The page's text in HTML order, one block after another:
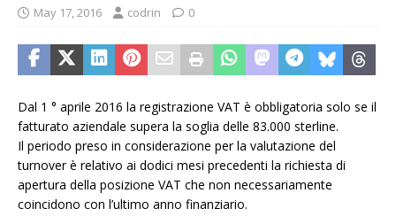
May 17, 2016 codrin 0
Dal 1 ° aprile 2016 la registrazione VAT è obbligatoria solo se il
fatturato aziendale supera la soglia delle 83.000 sterline.
Il periodo preso in considerazione per la valutazione del
turnover è relativo ai dodici mesi precedenti la richiesta di
apertura della posizione VAT che non necessariamente
coincidono con l’ultimo anno finanziario.